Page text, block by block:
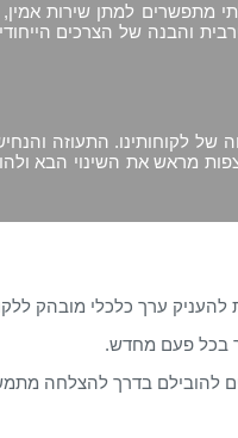
למתן שירות אמין,
והבנה של הצרכים
לקוחותינו. התעוזה
מראש את השינוי הבא
ערך כלכלי מובהק
בכל פעם מחדש.
להובילם בדרך להצלחה